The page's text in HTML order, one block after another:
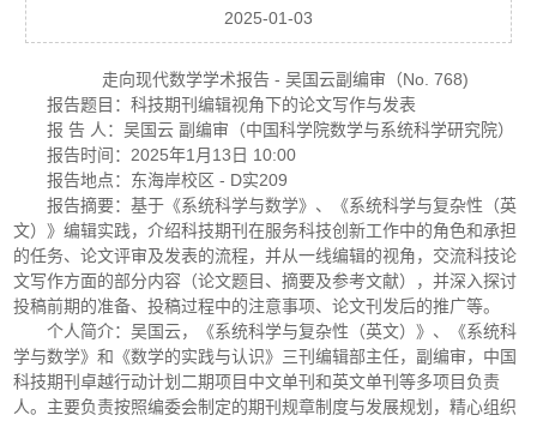
2025-01-03
走向现代数学学术报告 - 吴国云副编审（No. 768)
报告题目：科技期刊编辑视角下的论文写作与发表
报 告 人：吴国云 副编审（中国科学院数学与系统科学研究院）
报告时间：2025年1月13日 10:00
报告地点：东海岸校区 - D实209
报告摘要：基于《系统科学与数学》、《系统科学与复杂性（英
文）》编辑实践，介绍科技期刊在服务科技创新工作中的角色和承担
的任务、论文评审及发表的流程，并从一线编辑的视角，交流科技论
文写作方面的部分内容（论文题目、摘要及参考文献），并深入探讨
投稿前期的准备、投稿过程中的注意事项、论文刊发后的推广等。
个人简介：吴国云，《系统科学与复杂性（英文）》、《系统科
学与数学》和《数学的实践与认识》三刊编辑部主任，副编审，中国
科技期刊卓越行动计划二期项目中文单刊和英文单刊等多项目负责
人。主要负责按照编委会制定的期刊规章制度与发展规划，精心组织